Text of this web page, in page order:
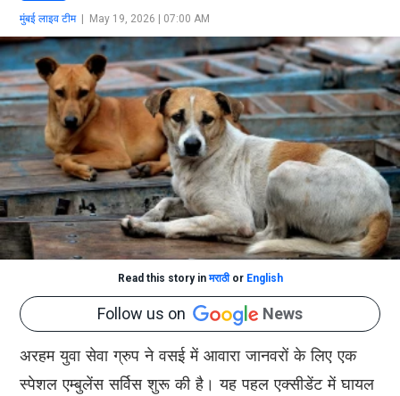
मुंबई लाइव टीम| May 19, 2026 | 07:00 AM
Read this story inमराठीor English
Follow us on News
अरहम युवा सेवा ग्रुप ने वसई में आवारा जानवरों के लिए एक
स्पेशल एम्बुलेंस सर्विस शुरू की है। यह पहल एक्सीडेंट में घायल